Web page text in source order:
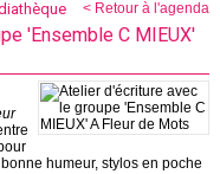
< Retour à l'agenda
'Ensemble C MIEUX'
humeur, stylos en poche